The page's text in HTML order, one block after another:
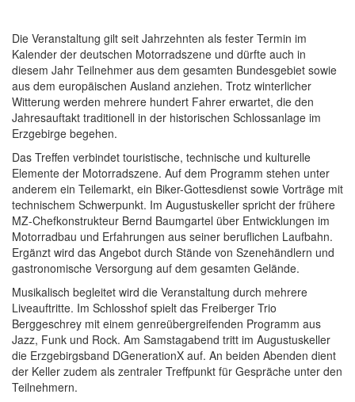
Die Veranstaltung gilt seit Jahrzehnten als fester Termin im
Kalender der deutschen Motorradszene und dürfte auch in
diesem Jahr Teilnehmer aus dem gesamten Bundesgebiet sowie
aus dem europäischen Ausland anziehen. Trotz winterlicher
Witterung werden mehrere hundert Fahrer erwartet, die den
Jahresauftakt traditionell in der historischen Schlossanlage im
Erzgebirge begehen.
Das Treffen verbindet touristische, technische und kulturelle
Elemente der Motorradszene. Auf dem Programm stehen unter
anderem ein Teilemarkt, ein Biker-Gottesdienst sowie Vorträge mit
technischem Schwerpunkt. Im Augustuskeller spricht der frühere
MZ-Chefkonstrukteur Bernd Baumgartel über Entwicklungen im
Motorradbau und Erfahrungen aus seiner beruflichen Laufbahn.
Ergänzt wird das Angebot durch Stände von Szenehändlern und
gastronomische Versorgung auf dem gesamten Gelände.
Musikalisch begleitet wird die Veranstaltung durch mehrere
Liveauftritte. Im Schlosshof spielt das Freiberger Trio
Berggeschrey mit einem genreübergreifenden Programm aus
Jazz, Funk und Rock. Am Samstagabend tritt im Augustuskeller
die Erzgebirgsband DGenerationX auf. An beiden Abenden dient
der Keller zudem als zentraler Treffpunkt für Gespräche unter den
Teilnehmern.